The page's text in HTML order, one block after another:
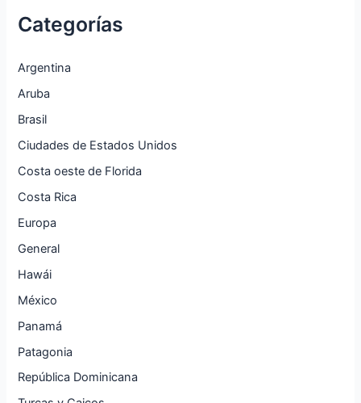
Categorías
Argentina
Aruba
Brasil
Ciudades de Estados Unidos
Costa oeste de Florida
Costa Rica
Europa
General
Hawái
México
Panamá
Patagonia
República Dominicana